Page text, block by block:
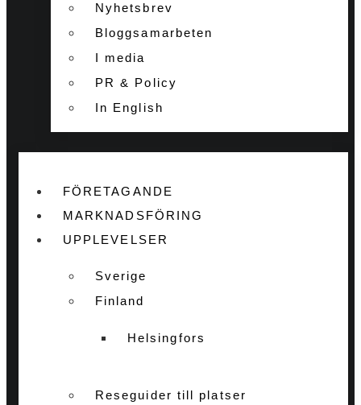
Nyhetsbrev
Bloggsamarbeten
I media
PR & Policy
In English
FÖRETAGANDE
MARKNADSFÖRING
UPPLEVELSER
Sverige
Finland
Helsingfors
Reseguider till platser